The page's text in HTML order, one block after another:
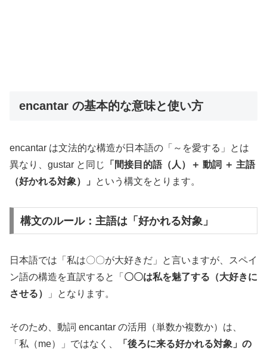
encantar の基本的な意味と使い方
encantar は文法的な構造が日本語の「～を愛する」とは
異なり、gustar と同じ
「間接目的語（人）＋ 動詞 ＋ 主語
（好かれる対象）」
という構文をとります。
構文のルール：主語は「好かれる対象」
日本語では「私は〇〇が大好きだ」と言いますが、スペイ
ン語の構造を直訳すると「 〇〇は私を魅了する（大好きに
させる）
」となります。
そのため、動詞 encantar の活用（単数か複数か）は、
「私（me）」ではなく、
「後ろに来る好かれる対象」の